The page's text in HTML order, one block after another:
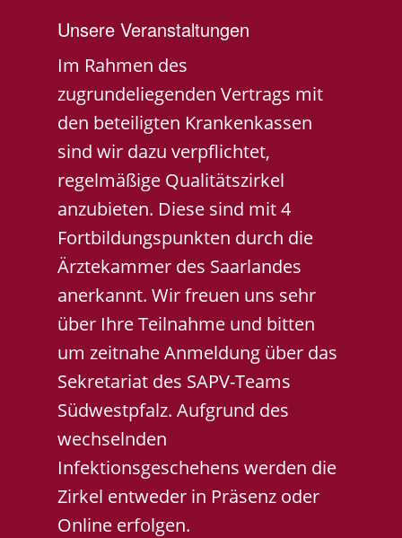
Unsere Veranstaltungen
Im Rahmen des
zugrundeliegenden Vertrags mit
den beteiligten Krankenkassen
sind wir dazu verpflichtet,
regelmäßige Qualitätszirkel
anzubieten. Diese sind mit 4
Fortbildungspunkten durch die
Ärztekammer des Saarlandes
anerkannt. Wir freuen uns sehr
über Ihre Teilnahme und bitten
um zeitnahe Anmeldung über das
Sekretariat des SAPV-Teams
Südwestpfalz. Aufgrund des
wechselnden
Infektionsgeschehens werden die
Zirkel entweder in Präsenz oder
Online erfolgen.